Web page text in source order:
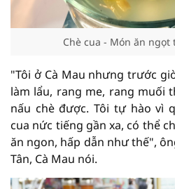
Chè cua - Món ăn
"Tôi ở Cà Mau nhưng trước
làm lẩu, rang me, rang muối
nấu chè được. Tôi tự hào vì
cua nức tiếng gần xa, có thể
ăn ngon, hấp dẫn như thế",
Tân, Cà Mau nói.